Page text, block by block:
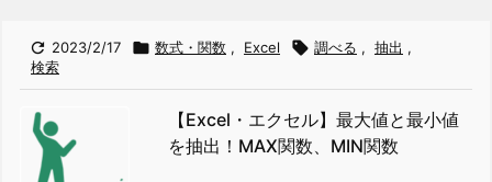
 2023/2/17  数式・関数 , Excel  調べる , 抽出 ,
検索
【Excel・エクセル】最大値と最小値
を抽出！MAX関数、MIN関数